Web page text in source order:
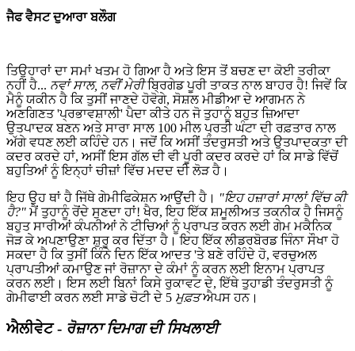
ਜੈਫ ਵੈਸਟ ਦੁਆਰਾ ਬਲੌਗ
ਤਿਉਹਾਰਾਂ ਦਾ ਸਮਾਂ ਖਤਮ ਹੋ ਗਿਆ ਹੈ ਅਤੇ ਇਸ ਤੋਂ ਬਚਣ ਦਾ ਕੋਈ ਤਰੀਕਾ
ਨਹੀਂ ਹੈ... ਨਵਾਂ ਸਾਲ, ਨਵੀਂ ਮੇਰੀਬ੍ਰਿਗੇਡ ਪੂਰੀ ਤਾਕਤ ਨਾਲ ਬਾਹਰ ਹੈ! ਜਿਵੇਂ ਕਿ
ਮੈਨੂੰ ਯਕੀਨ ਹੈ ਕਿ ਤੁਸੀਂ ਜਾਣਦੇ ਹੋਵੋਗੇ, ਸੋਸ਼ਲ ਮੀਡੀਆ ਦੇ ਆਗਮਨ ਨੇ
ਅਣਗਿਣਤ 'ਪ੍ਰਭਾਵਸ਼ਾਲੀ' ਪੈਦਾ ਕੀਤੇ ਹਨ ਜੋ ਤੁਹਾਨੂੰ ਬਹੁਤ ਜ਼ਿਆਦਾ
ਉਤਪਾਦਕ ਬਣਨ ਅਤੇ ਸਾਰਾ ਸਾਲ 100 ਮੀਲ ਪ੍ਰਤੀ ਘੰਟਾ ਦੀ ਰਫ਼ਤਾਰ ਨਾਲ
ਅੱਗੇ ਵਧਣ ਲਈ ਕਹਿੰਦੇ ਹਨ। ਜਦੋਂ ਕਿ ਅਸੀਂ ਤੰਦਰੁਸਤੀ ਅਤੇ ਉਤਪਾਦਕਤਾ ਦੀ
ਕਦਰ ਕਰਦੇ ਹਾਂ, ਅਸੀਂ ਇਸ ਗੱਲ ਦੀ ਵੀ ਪੂਰੀ ਕਦਰ ਕਰਦੇ ਹਾਂ ਕਿ ਸਾਡੇ ਵਿੱਚੋਂ
ਬਹੁਤਿਆਂ ਨੂੰ ਇਨ੍ਹਾਂ ਚੀਜ਼ਾਂ ਵਿੱਚ ਮਦਦ ਦੀ ਲੋੜ ਹੈ।
ਇਹ ਉਹ ਥਾਂ ਹੈ ਜਿੱਥੇ ਗੇਮੀਫਿਕੇਸ਼ਨ ਆਉਂਦੀ ਹੈ। "ਇਹ ਹਜ਼ਾਰਾਂ ਸਾਲਾਂ ਵਿੱਚ ਕੀ
ਹੈ?" ਮੈਂ ਤੁਹਾਨੂੰ ਰੋਂਦੇ ਸੁਣਦਾ ਹਾਂ! ਖੈਰ, ਇਹ ਇੱਕ ਸ਼ਮੂਲੀਅਤ ਤਕਨੀਕ ਹੈ ਜਿਸਨੂੰ
ਬਹੁਤ ਸਾਰੀਆਂ ਕੰਪਨੀਆਂ ਨੇ ਟੀਚਿਆਂ ਨੂੰ ਪ੍ਰਾਪਤ ਕਰਨ ਲਈ ਗੇਮ ਮਕੈਨਿਕ
ਜੋੜ ਕੇ ਅਪਣਾਉਣਾ ਸ਼ੁਰੂ ਕਰ ਦਿੱਤਾ ਹੈ। ਇਹ ਇੱਕ ਲੀਡਰਬੋਰਡ ਜਿੰਨਾ ਸੌਖਾ ਹੋ
ਸਕਦਾ ਹੈ ਕਿ ਤੁਸੀਂ ਕਿੰਨੇ ਦਿਨ ਇੱਕ ਆਦਤ 'ਤੇ ਬਣੇ ਰਹਿੰਦੇ ਹੋ, ਵਰਚੁਅਲ
ਪ੍ਰਾਪਤੀਆਂ ਕਮਾਉਣ ਜਾਂ ਰੋਜ਼ਾਨਾ ਦੇ ਕੰਮਾਂ ਨੂੰ ਕਰਨ ਲਈ ਇਨਾਮ ਪ੍ਰਾਪਤ
ਕਰਨ ਲਈ। ਇਸ ਲਈ ਬਿਨਾਂ ਕਿਸੇ ਰੁਕਾਵਟ ਦੇ, ਇੱਥੇ ਤੁਹਾਡੀ ਤੰਦਰੁਸਤੀ ਨੂੰ
ਗੇਮੀਫਾਈ ਕਰਨ ਲਈ ਸਾਡੇ ਚੋਟੀ ਦੇ 5 ਮੁਫ਼ਤਐਪਸ ਹਨ।
ਐਲੀਵੇਟ - ਰੋਜ਼ਾਨਾ ਦਿਮਾਗ ਦੀ ਸਿਖਲਾਈ